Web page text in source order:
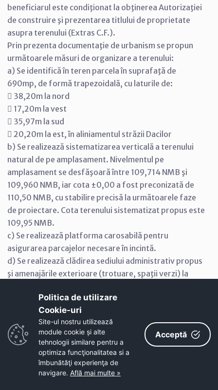
beneficiarul este condiţionat la obţinerea Autorizaţiei
de construire şi prezentarea titlului de proprietate
asupra terenului (Extras C.F.).
Prin prezenta documentaţie de urbanism se propun
următoarele măsuri de organizare a terenului:
a) Se identifică în teren parcela în suprafaţă de
690mp, de formă trapezoidală, cu laturile de:
 38,20m la nord
 17,20m la vest
 35,97m la sud
 20,20m la est, în aliniamentul străzii Dacilor
b) Se realizează sistematizarea verticală a terenului
natural de pe amplasament. Nivelmentul pe
amplasament se desfăşoară între 109,714 NMB şi
109,960 NMB, iar cota ±0,00 a fost preconizată de
110,50 NMB, cu stabilire precisă la următoarele faze
de proiectare. Cota terenului sistematizat propus este
109,95 NMB.
c) Se realizează platforma carosabilă pentru
asigurarea parcajelor necesare în incintă.
d) Se realizează clădirea sediului administrativ propus
şi amenajările exterioare (trotuare, spaţii verzi) la
5.3. Regimul de înălţime
Sediul administrativ va avea regimul de înălţime
S+P+2E.
5.4. Regimul de aliniere a construcţiilor
Identificarea amplasamentului necesar investiţiei prin
distanţe faţă de puncte fixe din zona studiată este
descrisă la punctul 5.2. "Propuneri de organizare a
Politica de utilizare
Cookie-uri‎
Site-ul nostru utilizează
module cookie și alte
tehnologii similare pentru a
optimiza funcţionalitatea si a
îmbunătăţi experienţa de
navigare. Află mai multe »
Acceptă